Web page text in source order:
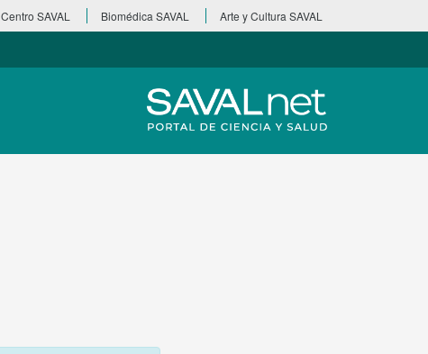
Centro SAVAL Biomédica SAVAL Arte y Cultura SAVAL